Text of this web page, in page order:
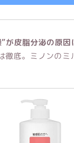
が皮脂分泌の原因
徹底。ミノンのミ